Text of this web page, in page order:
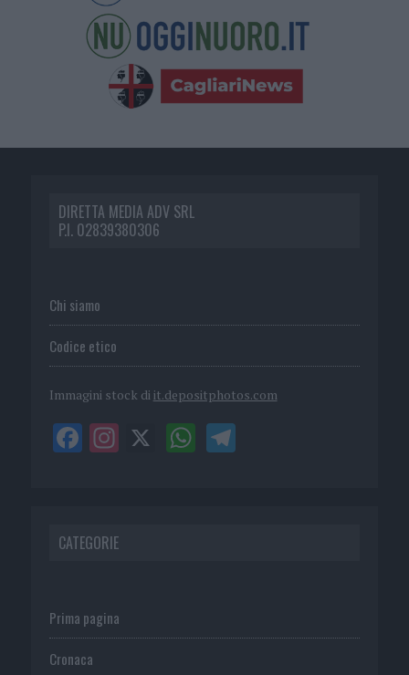
DIRETTA MEDIA ADV SRL
P.I. 02839380306
Chi siamo
Codice etico
Immagini stock di it.depositphotos.com
CATEGORIE
Prima pagina
Cronaca